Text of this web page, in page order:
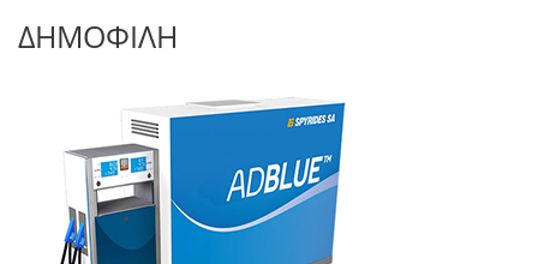
ΔΗΜΟΦΙΛΗ